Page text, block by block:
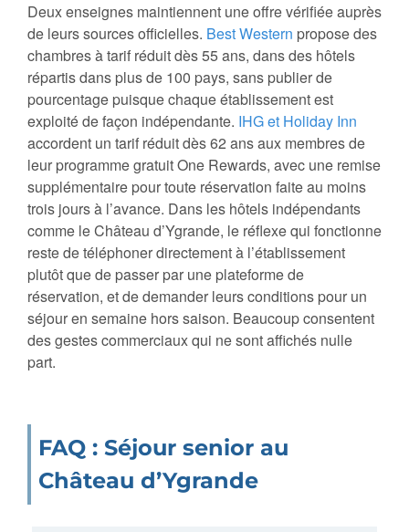
Deux enseignes maintiennent une offre vérifiée auprès
de leurs sources officielles. Best Western propose des
chambres à tarif réduit dès 55 ans, dans des hôtels
répartis dans plus de 100 pays, sans publier de
pourcentage puisque chaque établissement est
exploité de façon indépendante. IHG et Holiday Inn
accordent un tarif réduit dès 62 ans aux membres de
leur programme gratuit One Rewards, avec une remise
supplémentaire pour toute réservation faite au moins
trois jours à l’avance. Dans les hôtels indépendants
comme le Château d’Ygrande, le réflexe qui fonctionne
reste de téléphoner directement à l’établissement
plutôt que de passer par une plateforme de
réservation, et de demander leurs conditions pour un
séjour en semaine hors saison. Beaucoup consentent
des gestes commerciaux qui ne sont affichés nulle
part.
FAQ : Séjour senior au
Château d’Ygrande